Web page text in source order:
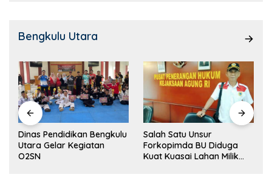
Bengkulu Utara
Dinas Pendidikan Bengkulu
Utara Gelar Kegiatan
O2SN
Salah Satu Unsur
Forkopimda BU Diduga
Kuat Kuasai Lahan Milik